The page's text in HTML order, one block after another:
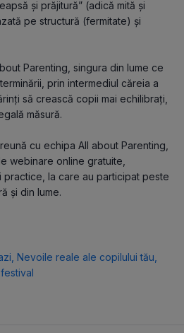
și prăjitură” (adică mită și
pe structură (fermitate) și
Parenting, singura din lume ce
prin intermediul căreia a
să crească copii mai echilibrați,
măsură.
cu echipa All about Parenting,
webinare online gratuite,
la care au participat peste
și din lume.
Nevoile reale ale copilului tău